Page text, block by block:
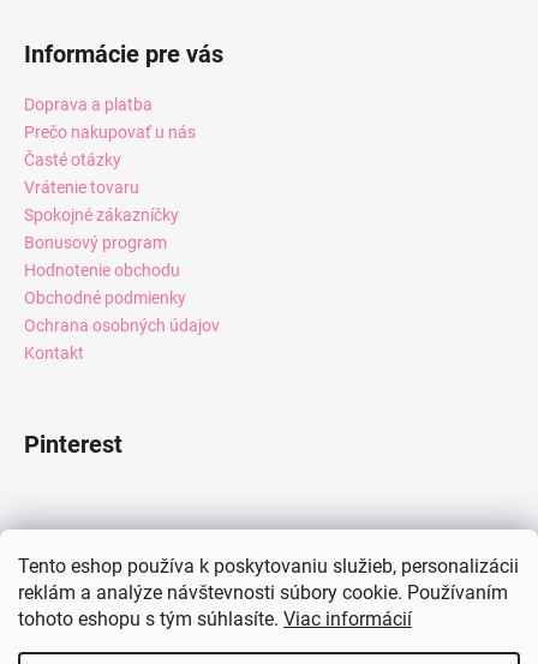
Tento eshop používa k poskytovaniu služieb, personalizácii
reklám a analýze návštevnosti súbory cookie. Používaním
tohoto eshopu s tým súhlasíte. Viac informácií
Informácie pre vás
Doprava a platba
Prečo nakupovať u nás
Časté otázky
Vrátenie tovaru
Spokojné zákazníčky
Bonusový program
Hodnotenie obchodu
Obchodné podmienky
Ochrana osobných údajov
Kontakt
Pinterest
Instagram